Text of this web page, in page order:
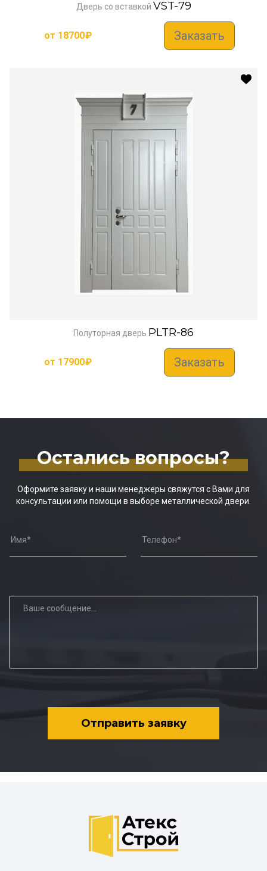
Дверь со вставкой VST-79
от 18700₽ Заказать
Полуторная дверь PLTR-86
от 17900₽ Заказать
Остались вопросы?
Оформите заявку и наши менеджеры свяжутся с Вами для
консультации или помощи в выборе металлической двери.
Отправить заявку